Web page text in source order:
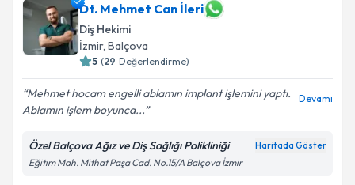
Dt. Mehmet Can İleri
Diş Hekimi
İzmir, Balçova
5 (29 Değerlendirme)
Mehmet hocam engelli ablamın implant işlemini yaptı.
Ablamın işlem boyunca...
Devamı
Özel Balçova Ağız ve Diş Sağlığı Polikliniği Haritada Göster
Eğitim Mah. Mithat Paşa Cad. No.15/A Balçova İzmir